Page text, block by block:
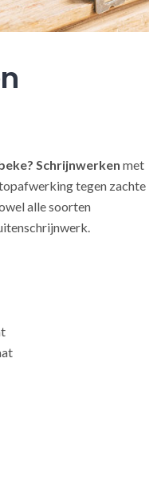
Schrijnwerken met
tegen zachte
alle soorten